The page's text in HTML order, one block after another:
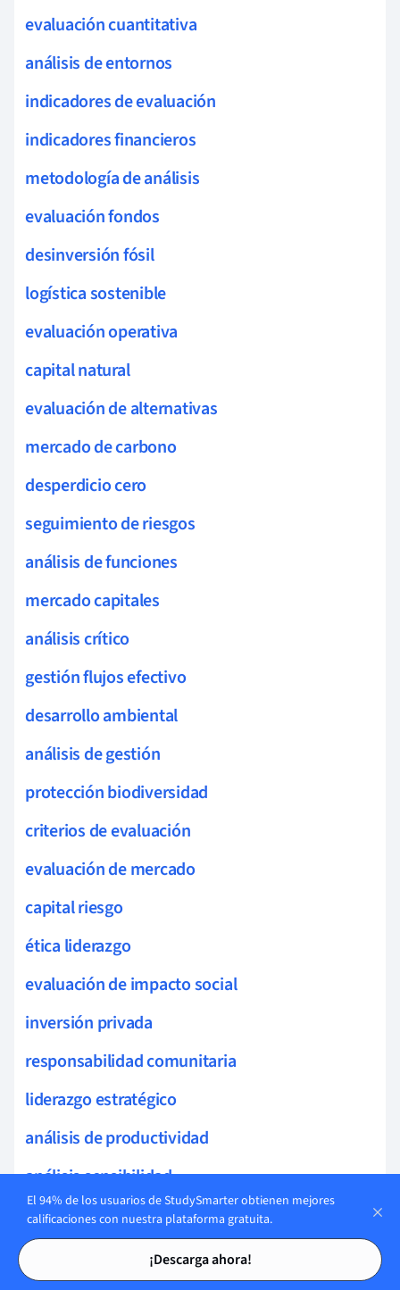
Tarjetas de estudio
Tarjetas de estudio
evaluación cuantitativa
análisis de entornos
indicadores de evaluación
indicadores financieros
metodología de análisis
evaluación fondos
desinversión fósil
logística sostenible
evaluación operativa
capital natural
evaluación de alternativas
mercado de carbono
desperdicio cero
seguimiento de riesgos
análisis de funciones
mercado capitales
análisis crítico
gestión flujos efectivo
desarrollo ambiental
análisis de gestión
protección biodiversidad
criterios de evaluación
evaluación de mercado
capital riesgo
ética liderazgo
evaluación de impacto social
inversión privada
responsabilidad comunitaria
liderazgo estratégico
análisis de productividad
análisis sensibilidad
cadenas de suministro sostenible
estilos de liderazgo
El 94% de los usuarios de StudySmarter obtienen mejores
calificaciones con nuestra plataforma gratuita.
¡Descarga ahora!